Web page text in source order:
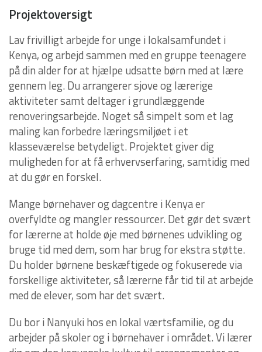
Projektoversigt
Lav frivilligt arbejde for unge i lokalsamfundet i
Kenya, og arbejd sammen med en gruppe teenagere
på din alder for at hjælpe udsatte børn med at lære
gennem leg. Du arrangerer sjove og lærerige
aktiviteter samt deltager i grundlæggende
renoveringsarbejde. Noget så simpelt som et lag
maling kan forbedre læringsmiljøet i et
klasseværelse betydeligt. Projektet giver dig
muligheden for at få erhvervserfaring, samtidig med
at du gør en forskel.
Mange børnehaver og dagcentre i Kenya er
overfyldte og mangler ressourcer. Det gør det svært
for lærerne at holde øje med børnenes udvikling og
bruge tid med dem, som har brug for ekstra støtte.
Du holder børnene beskæftigede og fokuserede via
forskellige aktiviteter, så lærerne får tid til at arbejde
med de elever, som har det svært.
Du bor i Nanyuki hos en lokal værtsfamilie, og du
arbejder på skoler og i børnehaver i området. Vi lærer